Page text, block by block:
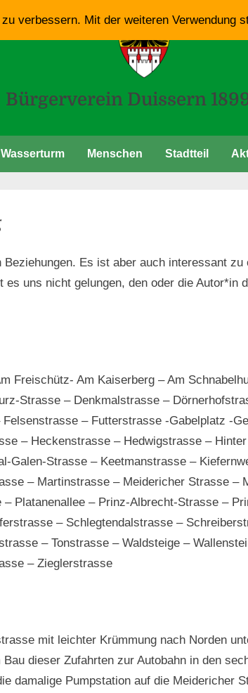
Bürgerverein Duissern 1899
Menschen Stadtteil
Es ist aber auch interessant
uns nicht gelungen, den oder die Autor*in
Freischütz- Am Kaiserberg – Am
Strasse – Denkmalstrasse –
– Futterstrasse -Gabelplatz -
– Heckenstrasse – Hedwigstrasse –
Galen-Strasse – Keetmanstrasse –
– Martinstrasse – Meidericher Strasse –
Platanenallee – Prinz-Albrecht-Strasse –
– Schlegtendalstrasse –
– Tonstrasse – Waldsteige –
– Zieglerstrasse
mit leichter Krümmung nach Norden
dieser Zufahrten zur Autobahn in den
damalige Pumpstation auf die Meidericher
verbessern. Mit der weiteren Verwendung